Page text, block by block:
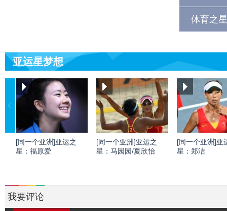
体育之
亚运星梦想
[同一个亚洲]亚运之
星：福原爱
[同一个亚洲]亚运之
星：马园园/夏欣怡
[同一个亚洲]亚
星：郑洁
我要评论